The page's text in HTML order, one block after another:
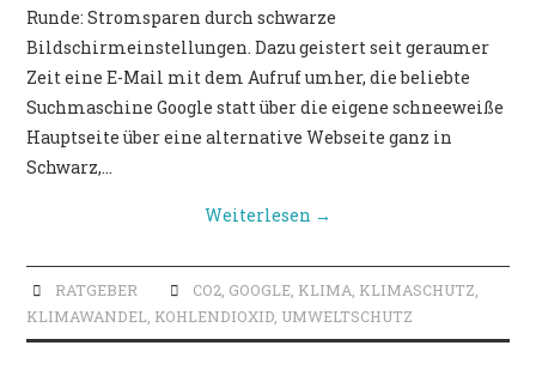
Runde: Stromsparen durch schwarze
Bildschirmeinstellungen. Dazu geistert seit geraumer
Zeit eine E-Mail mit dem Aufruf umher, die beliebte
Suchmaschine Google statt über die eigene schneeweiße
Hauptseite über eine alternative Webseite ganz in
Schwarz,…
Weiterlesen →
RATGEBER CO2, GOOGLE, KLIMA KLIMASCHUTZ
KLIMAWANDEL KOHLENDIOXID UMWELTSCHUTZ